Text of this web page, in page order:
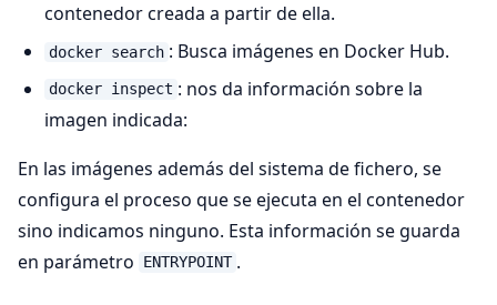
contenedor creada a partir de ella.
docker search : Busca imágenes en Docker Hub.
docker inspect : nos da información sobre la
imagen indicada:
En las imágenes además del sistema de fichero, se
configura el proceso que se ejecuta en el contenedor
sino indicamos ninguno. Esta información se guarda
en parámetro
ENTRYPOINT .